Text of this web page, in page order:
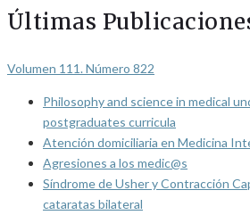
Últimas
Volumen 111. Número 822
Philosophy and science in medical
postgraduates curricula
Atención domiciliaria en Medicina
Agresiones a los medic@s
Síndrome de Usher y Contracción
cataratas bilateral